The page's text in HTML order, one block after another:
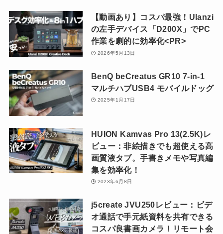
【動画あり】コスパ最強！Ulanzi
の左手デバイス「D200X」でPC
作業を劇的に効率化<PR>
2026年5月13日
BenQ beCreatus GR10 7-in-1
マルチハブUSB4 モバイルドッグ
2025年1月17日
HUION Kamvas Pro 13(2.5K)レ
ビュー：非絵描きでも超使える高
画質液タブ。手書きメモや写真編
集を効率化！
2023年6月8日
j5create JVU250レビュー：ビデ
オ通話で手元紙資料を共有できる
コスパ良書画カメラ！リモート会